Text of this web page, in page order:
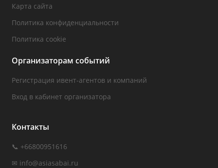
Карта сайта
Политика конфиденциальности
Политика cookie
Организаторам событий
Регистрация ивент-агентов и компаний
Вход в кабинет организатора
Контакты
📞 +66800951616
✉ info@asiasabai.ru